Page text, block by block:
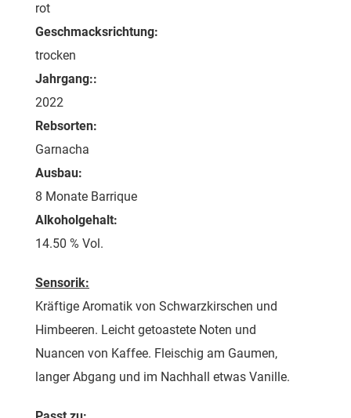
rot
Geschmacksrichtung:
trocken
Jahrgang::
2022
Rebsorten:
Garnacha
Ausbau:
8 Monate Barrique
Alkoholgehalt:
14.50 % Vol.
Sensorik:
Kräftige Aromatik von Schwarzkirschen und
Himbeeren. Leicht getoastete Noten und
Nuancen von Kaffee. Fleischig am Gaumen,
langer Abgang und im Nachhall etwas Vanille.